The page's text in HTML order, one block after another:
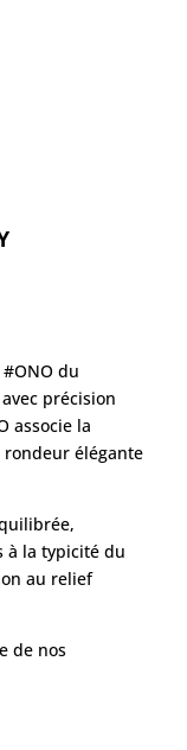
du
précision
associe la
élégante
à la typicité du
au relief
de nos